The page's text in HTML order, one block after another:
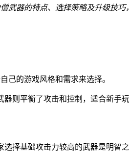
武器的特点、选择策略及升级技
己的游戏风格和需求来选择。
则平衡了攻击和控制，适合新手玩
择基础攻击力较高的武器是明智之